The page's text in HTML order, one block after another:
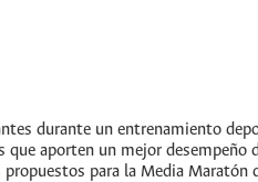
durante un entrenamiento
aporten un mejor
para la Media Maratón